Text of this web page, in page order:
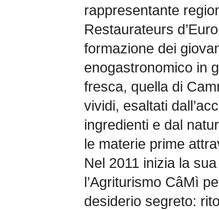
rappresentante
Restaurateurs
formazione dei
enogastronomico in
fresca, quella di
vividi, esaltati
ingredienti e dal
le materie prime
Nel 2011 inizia la
l’Agriturismo CâMì
desiderio segreto: